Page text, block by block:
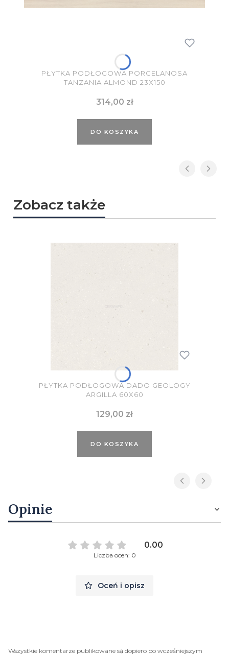
PŁYTKA PODŁOGOWA PORCELANOSA
TANZANIA ALMOND 23X150
Cena
314,00 zł
DO KOSZYKA
Zobacz także
PŁYTKA PODŁOGOWA DADO GEOLOGY
ARGILLA 60X60
Cena
129,00 zł
DO KOSZYKA
Opinie
0.00
Liczba ocen: 0
Oceń i opisz
Wszystkie komentarze publikowane są dopiero po wcześniejszym